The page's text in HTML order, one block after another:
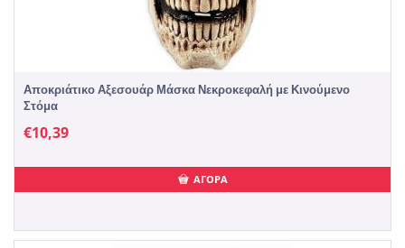
Αποκριάτικο Αξεσουάρ Μάσκα Νεκροκεφαλή με Κινούμενο
Στόμα
€10,39
ΑΓΟΡΑ